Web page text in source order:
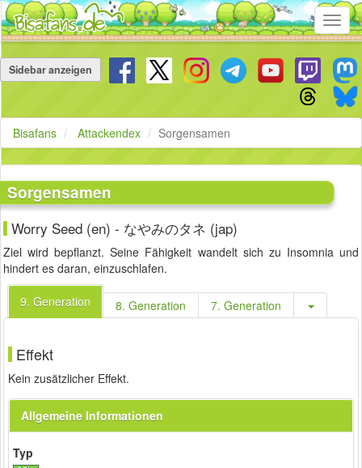
überspringen
Sidebar anzeigen
Bisafans Attackendex Sorgensamen
Sorgensamen
Worry Seed (en) - なやみのタネ (jap)
Ziel wird bepflanzt. Seine Fähigkeit wandelt sich zu Insomnia und
hindert es daran, einzuschlafen.
9. Generation 8. Generation 7. Generation
Effekt
Kein zusätzlicher Effekt.
Allgemeine Informationen
Typ